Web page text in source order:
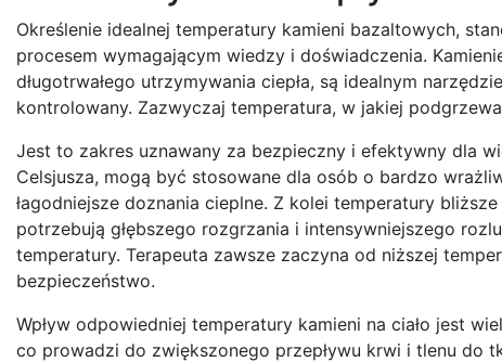
Określenie idealnej temperatury kamieni bazaltowych,
procesem wymagającym wiedzy i doświadczenia.
długotrwałego utrzymywania ciepła, są idealnym
kontrolowany. Zazwyczaj temperatura, w jakiej
Jest to zakres uznawany za bezpieczny i efektywny dla
Celsjusza, mogą być stosowane dla osób o bardzo
łagodniejsze doznania cieplne. Z kolei temperatury
potrzebują głębszego rozgrzania i intensywniejszego
temperatury. Terapeuta zawsze zaczyna od niższej
bezpieczeństwo.
Wpływ odpowiedniej temperatury kamieni na ciało jest
co prowadzi do zwiększonego przepływu krwi i tlenu do